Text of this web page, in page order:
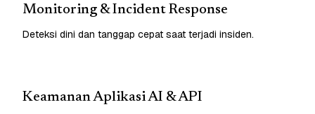
Monitoring & Incident Response
Deteksi dini dan tanggap cepat saat terjadi insiden.
Keamanan Aplikasi AI & API